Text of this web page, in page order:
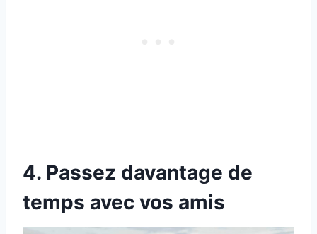
4. Passez davantage de
temps avec vos amis